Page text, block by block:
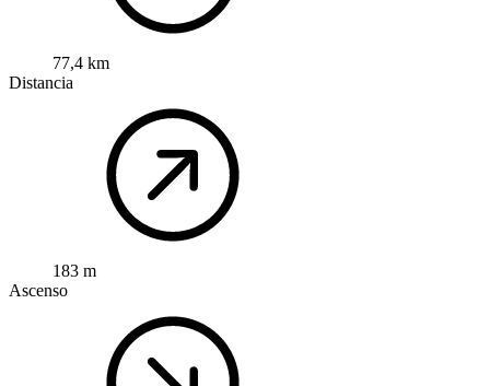
77,4 km
Distancia
183 m
Ascenso